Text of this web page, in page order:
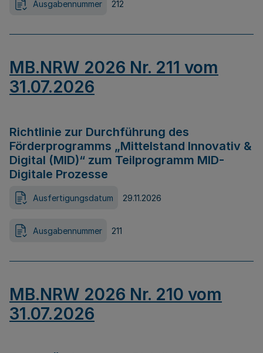
Ausgabennummer 212
MB.NRW 2026 Nr. 211 vom
31.07.2026
Richtlinie zur Durchführung des
Förderprogramms „Mittelstand Innovativ &
Digital (MID)“ zum Teilprogramm MID-
Digitale Prozesse
Ausfertigungsdatum 29.11.2026
Ausgabennummer 211
MB.NRW 2026 Nr. 210 vom
31.07.2026